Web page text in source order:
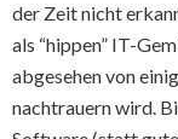
der Zeit nicht
als “hippen” IT-
abgesehen von
nachtrauern wird.